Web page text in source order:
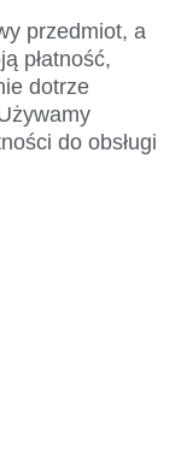
przedmiot, a
płatność,
dotrze
do obsługi